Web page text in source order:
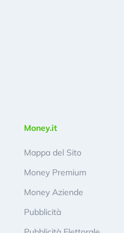
Money.it
Mappa del Sito
Money Premium
Money Aziende
Pubblicità